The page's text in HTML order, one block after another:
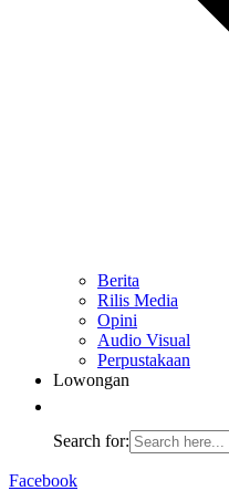
Berita
Rilis Media
Opini
Audio Visual
Perpustakaan
Lowongan
Search for:
Facebook